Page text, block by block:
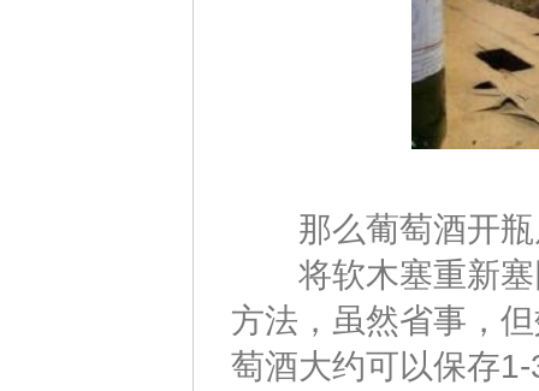
那么葡萄酒开瓶
将软木塞重新塞
方法，虽然省事，
萄酒大约可以保存